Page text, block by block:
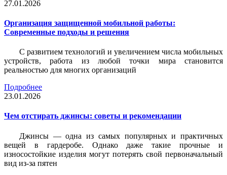
27.01.2026
Организация защищенной мобильной работы:
Современные подходы и решения
С развитием технологий и увеличением числа мобильных
устройств, работа из любой точки мира становится
реальностью для многих организаций
Подробнее
23.01.2026
Чем отстирать джинсы: советы и рекомендации
Джинсы — одна из самых популярных и практичных
вещей в гардеробе. Однако даже такие прочные и
износостойкие изделия могут потерять свой первоначальный
вид из-за пятен